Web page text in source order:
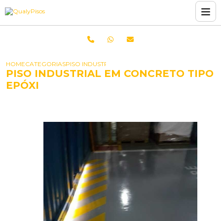
HOMECATEGORIASPISO INDUSTRIAL EM CONCRETO TIPO EPOXI
PISO INDUSTRIAL EM CONCRETO TIPO
EPÓXI